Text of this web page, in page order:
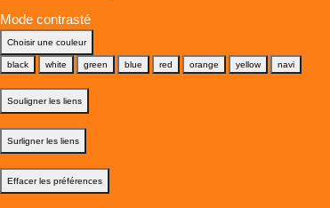
Mode contrasté
Choisir une couleur
black white green blue red orange yellow navi
Souligner les liens
Surligner les liens
Effacer les préférences